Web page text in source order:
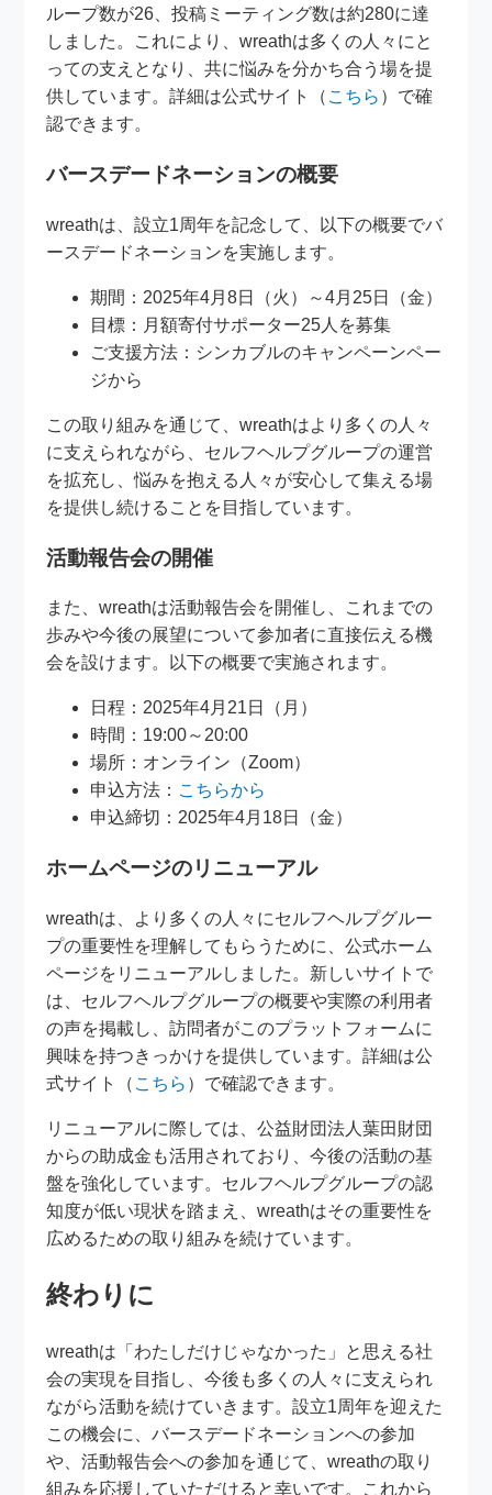
ループ数が26、投稿ミーティング数は約280に達
しました。これにより、wreathは多くの人々にと
っての支えとなり、共に悩みを分かち合う場を提
供しています。詳細は公式サイト（ こちら ）で確
認できます。
バースデードネーションの概要
wreathは、設立1周年を記念して、以下の概要でバ
ースデードネーションを実施します。
期間：2025年4月8日（火）～4月25日（金）
目標：月額寄付サポーター25人を募集
ご支援方法：シンカブルのキャンペーンペー
ジから
この取り組みを通じて、wreathはより多くの人々
に支えられながら、セルフヘルプグループの運営
を拡充し、悩みを抱える人々が安心して集える場
を提供し続けることを目指しています。
活動報告会の開催
また、wreathは活動報告会を開催し、これまでの
歩みや今後の展望について参加者に直接伝える機
会を設けます。以下の概要で実施されます。
日程：2025年4月21日（月）
時間：19:00～20:00
場所：オンライン（Zoom）
申込方法： こちらから
申込締切：2025年4月18日（金）
ホームページのリニューアル
wreathは、より多くの人々にセルフヘルプグルー
プの重要性を理解してもらうために、公式ホーム
ページをリニューアルしました。新しいサイトで
は、セルフヘルプグループの概要や実際の利用者
の声を掲載し、訪問者がこのプラットフォームに
興味を持つきっかけを提供しています。詳細は公
式サイト（ こちら ）で確認できます。
リニューアルに際しては、公益財団法人葉田財団
からの助成金も活用されており、今後の活動の基
盤を強化しています。セルフヘルプグループの認
知度が低い現状を踏まえ、wreathはその重要性を
広めるための取り組みを続けています。
終わりに
wreathは「わたしだけじゃなかった」と思える社
会の実現を目指し、今後も多くの人々に支えられ
ながら活動を続けていきます。設立1周年を迎えた
この機会に、バースデードネーションへの参加
や、活動報告会への参加を通じて、wreathの取り
組みを応援していただけると幸いです。これから